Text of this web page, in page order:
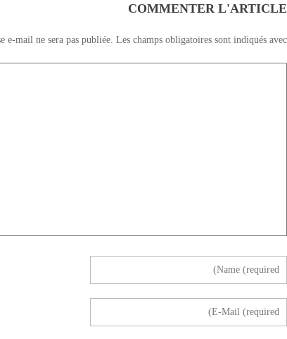
COMMENTER L'ARTICLE
e-mail ne sera pas publiée. Les champs obligatoires sont indiqués avec